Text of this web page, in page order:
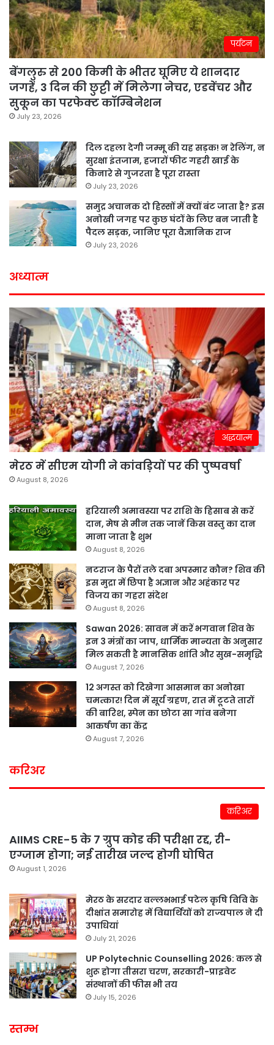
पर्यटन
बेंगलुरु से 200 किमी के भीतर घूमिए ये शानदार
जगहें, 3 दिन की छुट्टी में मिलेगा नेचर, एडवेंचर और
सुकून का परफेक्ट कॉम्बिनेशन
July 23, 2026
दिल दहला देगी जम्मू की यह सड़क! न रेलिंग, न
सुरक्षा इंतजाम, हजारों फीट गहरी खाई के
किनारे से गुजरता है पूरा रास्ता
July 23, 2026
समुद्र अचानक दो हिस्सों में क्यों बंट जाता है? इस
अनोखी जगह पर कुछ घंटों के लिए बन जाती है
पैदल सड़क, जानिए पूरा वैज्ञानिक राज
July 23, 2026
अध्यात्म
अद्धयात्म
मेरठ में सीएम योगी ने कांवड़ियों पर की पुष्पवर्षा
August 8, 2026
हरियाली अमावस्या पर राशि के हिसाब से करें
दान, मेष से मीन तक जानें किस वस्तु का दान
माना जाता है शुभ
August 8, 2026
नटराज के पैरों तले दबा अपस्मार कौन? शिव की
इस मुद्रा में छिपा है अज्ञान और अहंकार पर
विजय का गहरा संदेश
August 8, 2026
Sawan 2026: सावन में करें भगवान शिव के
इन 3 मंत्रों का जाप, धार्मिक मान्यता के अनुसार
मिल सकती है मानसिक शांति और सुख-समृद्धि
August 7, 2026
12 अगस्त को दिखेगा आसमान का अनोखा
चमत्कार! दिन में सूर्य ग्रहण, रात में टूटते तारों
की बारिश, स्पेन का छोटा सा गांव बनेगा
आकर्षण का केंद्र
August 7, 2026
करिअर
करिअर
AIIMS CRE-5 के 7 ग्रुप कोड की परीक्षा रद्द, री-
एग्जाम होगा; नई तारीख जल्द होगी घोषित
August 1, 2026
मेरठ के सरदार वल्लभभाई पटेल कृषि विवि के
दीक्षांत समारोह में विद्यार्थियों को राज्यपाल ने दी
उपाधियां
July 21, 2026
UP Polytechnic Counselling 2026: कल से
शुरू होगा तीसरा चरण, सरकारी-प्राइवेट
संस्थानों की फीस भी तय
July 15, 2026
स्तम्भ